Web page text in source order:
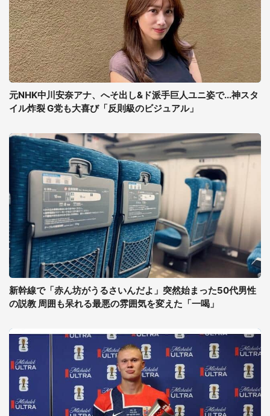
元NHK中川安奈アナ、へそ出し&ド派手巨人ユニ姿で...神スタ
イル炸裂 G党も大喜び「反則級のビジュアル」
新幹線で「赤ん坊がうるさいんだよ」突然始まった50代男性
の説教 周囲も呆れる最悪の雰囲気を変えた「一喝」